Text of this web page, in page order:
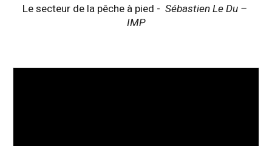
Le secteur de la pêche à pied - Sébastien Le Du –
IMP